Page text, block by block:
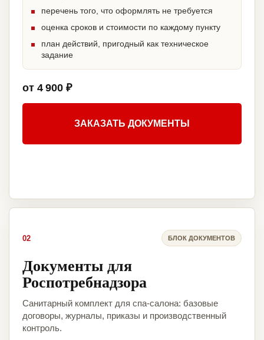
перечень того, что оформлять не требуется
оценка сроков и стоимости по каждому пункту
план действий, пригодный как техническое
задание
от 4 900 ₽
ЗАКАЗАТЬ ДОКУМЕНТЫ
02 БЛОК ДОКУМЕНТОВ
Документы для
Роспотребнадзора
Санитарный комплект для спа-салона: базовые
договоры, журналы, приказы и производственный
контроль.